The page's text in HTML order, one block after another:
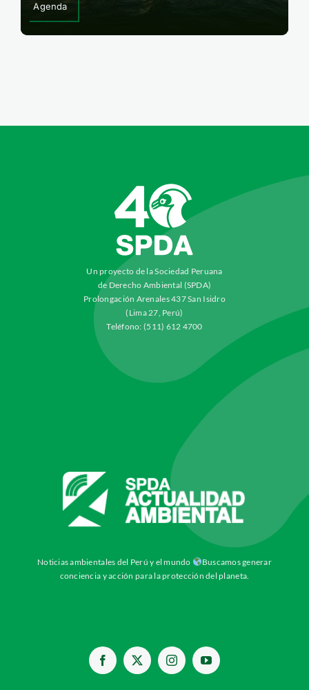
Agenda
Un proyecto de la Sociedad Peruana
de Derecho Ambiental (SPDA)
Prolongación Arenales 437 San Isidro
(Lima 27, Perú)
Teléfono: (511) 612 4700
Noticias ambientales del Perú y el mundo
Buscamos generar
conciencia y acción para la protección del planeta.